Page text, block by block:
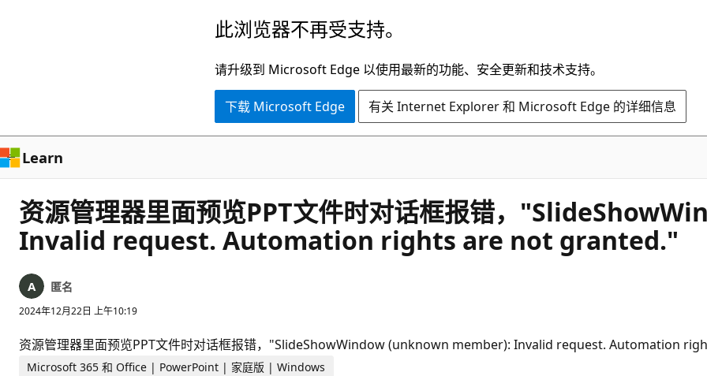
容
此浏览器不再受支持。
请升级到 Microsoft Edge 以使用最新的功能、安全更新和技术支持。
下载 Microsoft Edge 有关 Internet Explorer 和 Microsoft Edge 的详细信息
Learn
资源管理器里面预览PPT文件时对话框报错，
Invalid request. Automation rights are not granted."
匿名
2024年12月22日 上午10:19
资源管理器里面预览PPT文件时对话框报错，"SlideShowWindow (unknown member): Invalid request. Automation
Microsoft 365 和 Office | PowerPoint | 家庭版 | Windows